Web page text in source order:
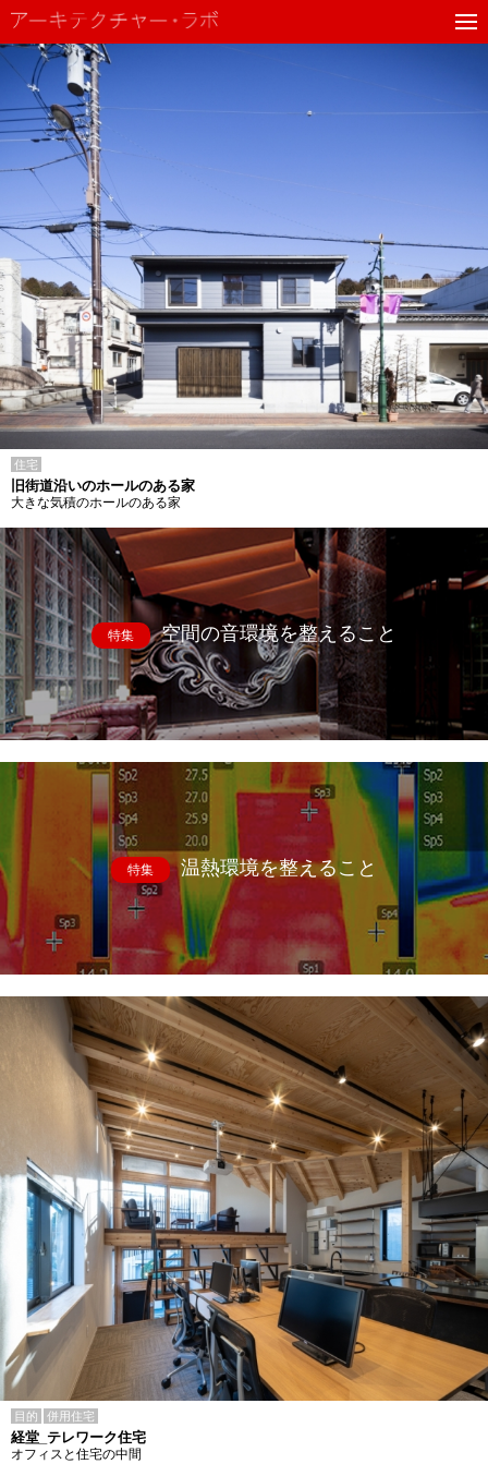
住宅
旧街道沿いのホールのある家
大きな気積のホールのある家
特集 空間の音環境を整えること
特集 温熱環境を整えること
目的 併用住宅
経堂_テレワーク住宅
オフィスと住宅の中間